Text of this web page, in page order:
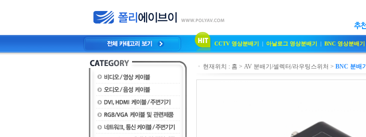
CCTV 영상분배기 | 아날로그 영상분배기 | BNC 영상분배기
현재위치 : 홈 > AV 분배기/셀렉터/라우팅스위처 > BNC 분배기